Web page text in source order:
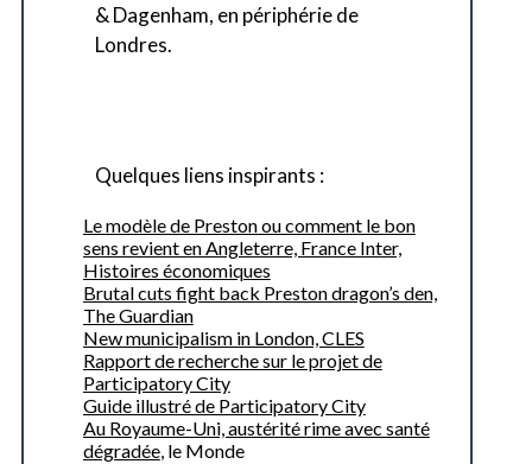
& Dagenham, en périphérie de
Londres.
Quelques liens inspirants :
Le modèle de Preston ou comment le bon
sens revient en Angleterre, France Inter,
Histoires économiques
Brutal cuts fight back Preston dragon’s den,
The Guardian
New municipalism in London, CLES
Rapport de recherche sur le projet de
Participatory City
Guide illustré de Participatory City
Au Royaume-Uni, austérité rime avec santé
dégradée, le Monde